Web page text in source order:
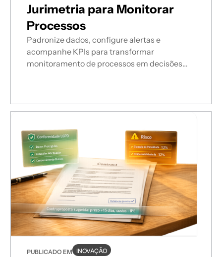
Jurimetria para Monitorar
Processos
Padronize dados, configure alertas e
acompanhe KPIs para transformar
monitoramento de processos em decisões
PUBLICADO EM INOVAÇÃO